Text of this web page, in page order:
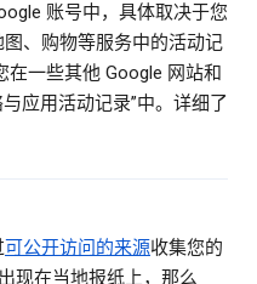
账号中，具体取决于您
、购物等服务中的活动记
在一些其他 Google 网站和
应用活动记录”中。详细了
可公开访问的来源收集您的
现在当地报纸上，那么